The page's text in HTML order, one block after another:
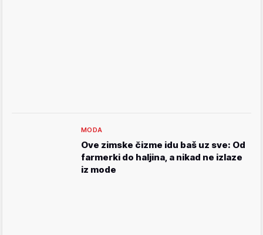
MODA
Ove zimske čizme idu baš uz sve: Od
farmerki do haljina, a nikad ne izlaze
iz mode